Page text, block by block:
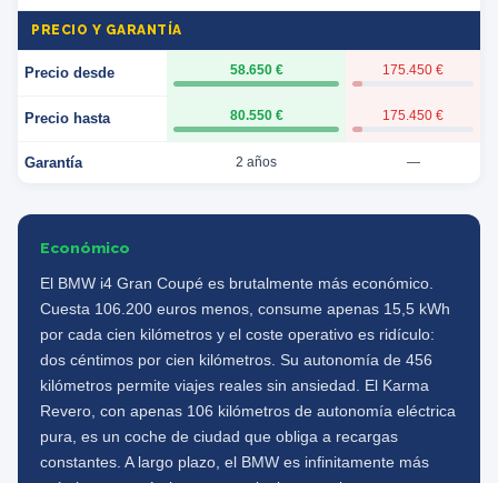
PRECIO Y GARANTÍA
Precio desde 58.650 € 175.450 €
Precio hasta 80.550 € 175.450 €
Garantía 2 años —
Económico
El BMW i4 Gran Coupé es brutalmente más económico.
Cuesta 106.200 euros menos, consume apenas 15,5 kWh
por cada cien kilómetros y el coste operativo es ridículo:
dos céntimos por cien kilómetros. Su autonomía de 456
kilómetros permite viajes reales sin ansiedad. El Karma
Revero, con apenas 106 kilómetros de autonomía eléctrica
pura, es un coche de ciudad que obliga a recargas
constantes. A largo plazo, el BMW es infinitamente más